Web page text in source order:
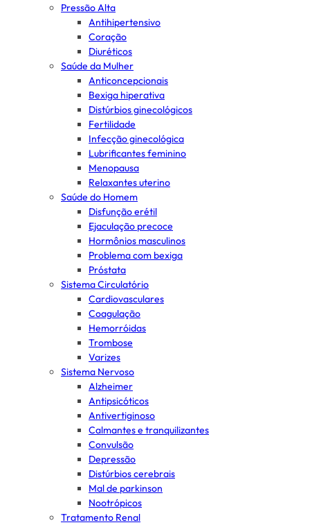
Pressão Alta
Antihipertensivo
Coração
Diuréticos
Saúde da Mulher
Anticoncepcionais
Bexiga hiperativa
Distúrbios ginecológicos
Fertilidade
Infecção ginecológica
Lubrificantes feminino
Menopausa
Relaxantes uterino
Saúde do Homem
Disfunção erétil
Ejaculação precoce
Hormônios masculinos
Problema com bexiga
Próstata
Sistema Circulatório
Cardiovasculares
Coagulação
Hemorróidas
Trombose
Varizes
Sistema Nervoso
Alzheimer
Antipsicóticos
Antivertiginoso
Calmantes e tranquilizantes
Convulsão
Depressão
Distúrbios cerebrais
Mal de parkinson
Nootrópicos
Tratamento Renal